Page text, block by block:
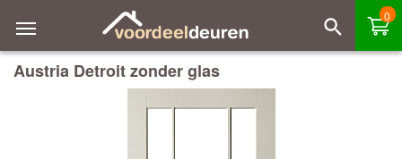
0
Austria Detroit zonder glas